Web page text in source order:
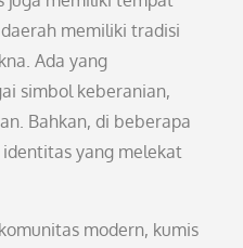
memiliki tradisi
Ada yang
simbol keberanian,
Bahkan, di beberapa
yang melekat
modern, kumis